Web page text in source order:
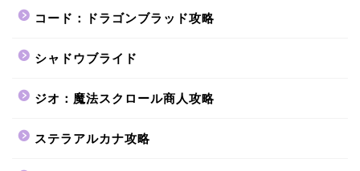
コード：ドラゴンブラッド攻略
シャドウブライド
ジオ：魔法スクロール商人攻略
ステラアルカナ攻略